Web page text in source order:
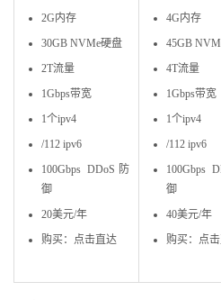
2G内存
30GB NVMe硬盘
2T流量
1Gbps带宽
1个ipv4
/112 ipv6
100Gbps DDoS防
御
20美元/年
购买：点击直达
4G内存
45GB
4T流量
1Gbps带宽
1个ipv4
/112 ipv6
100Gbps
御
40美元/年
购买：点